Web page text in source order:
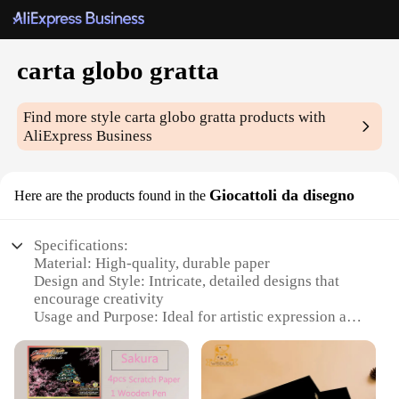
carta globo gratta
Find more stylecarta globo gratta products with
AliExpress Business
Here are the products found in the Giocattoli da disegno
Specifications:
Material: High-quality, durable paper
Design and Style: Intricate, detailed designs that
encourage creativity
Usage and Purpose: Ideal for artistic expression and
Type and Category: Educational and artistic toys
Performance and Property: Easy to scratch off,
revealing vibrant colors underneath